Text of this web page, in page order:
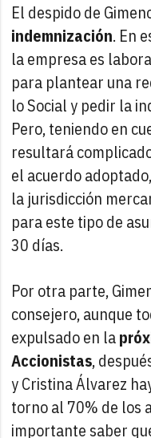
El despido de
indemnización. En
la empresa es
para plantear una
lo Social y pedir la
Pero, teniendo en
resultará
el acuerdo
la jurisdicción
para este tipo de
30 días.
Por otra parte,
consejero, aunque
expulsado en la
Accionistas,
y Cristina Álvarez
torno al 70% de los
importante saber